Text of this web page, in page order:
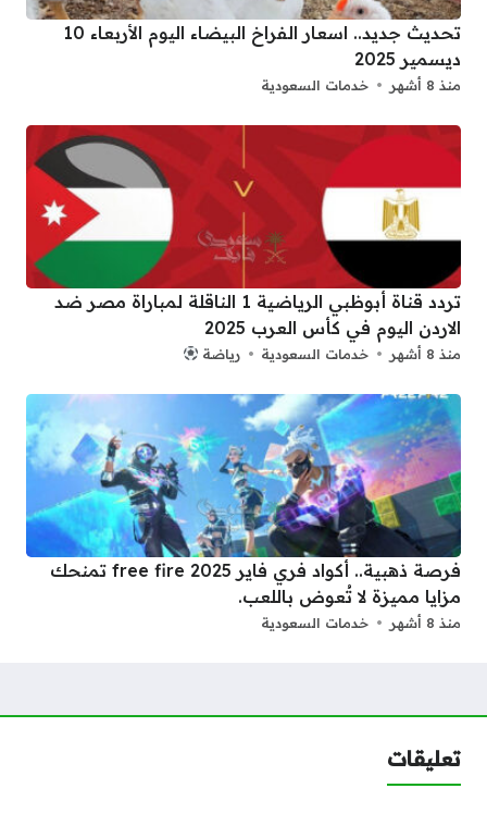
تحديث جديد.. اسعار الفراخ البيضاء اليوم الأربعاء 10
ديسمير 2025
منذ 8 أشهر خدمات السعودية
تردد قناة أبوظبي الرياضية 1 الناقلة لمباراة مصر ضد
الاردن اليوم في كأس العرب 2025
منذ 8 أشهر خدمات السعودية رياضة
فرصة ذهبية.. أكواد فري فاير 2025 free fire تمنحك
مزايا مميزة لا تُعوض باللعب.
منذ 8 أشهر خدمات السعودية
تعليقات